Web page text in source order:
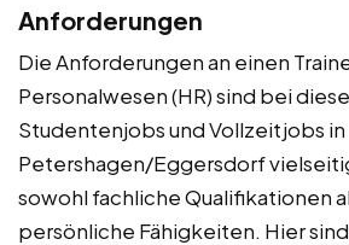
Anforderungen
Die Anforderungen an einen
Personalwesen (HR) sind bei
Studentenjobs und Vollzeitjobs in
Petershagen/Eggersdorf
sowohl fachliche Qualifikationen
persönliche Fähigkeiten. Hier